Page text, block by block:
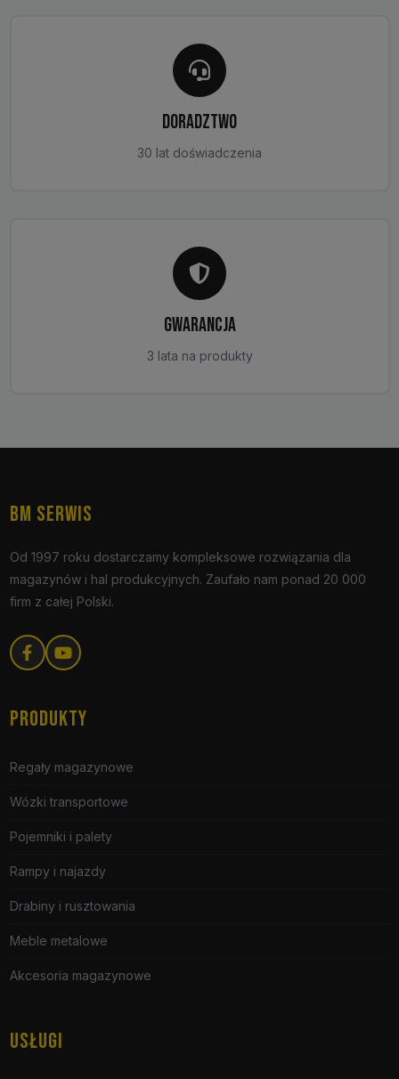
DORADZTWO
30 lat doświadczenia
GWARANCJA
3 lata na produkty
BM SERWIS
Od 1997 roku dostarczamy kompleksowe rozwiązania dla
magazynów i hal produkcyjnych. Zaufało nam ponad 20 000
firm z całej Polski.
PRODUKTY
Regały magazynowe
Wózki transportowe
Pojemniki i palety
Rampy i najazdy
Drabiny i rusztowania
Meble metalowe
Akcesoria magazynowe
USŁUGI